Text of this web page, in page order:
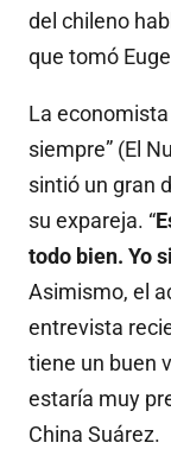
del chileno
que tomó
La
siempre” (El
sintió un gran
su expareja. “
todo bien. Yo
Asimismo, el
entrevista
tiene un buen
estaría muy
China Suárez.